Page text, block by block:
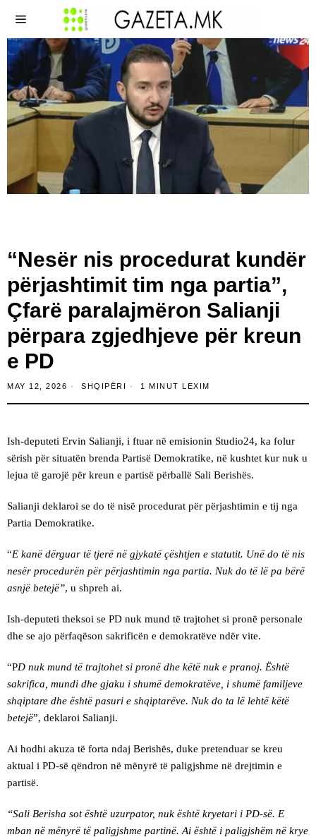
“Nesër nis procedurat kundër
përjashtimit tim nga partia”,
Çfarë paralajmëron Salianji
përpara zgjedhjeve për kreun
e PD
MAY 12, 2026 SHQIPËRI 1 MINUT LEXIM
Ish-deputeti Ervin Salianji, i ftuar në emisionin Studio24, ka folur
sërish për situatën brenda Partisë Demokratike, në kushtet kur nuk u
lejua të garojë për kreun e partisë përballë Sali Berishës.
Salianji deklaroi se do të nisë procedurat për përjashtimin e tij nga
Partia Demokratike.
“E kanë dërguar të tjerë në gjykatë çështjen e statutit. Unë do të nis
nesër procedurën për përjashtimin nga partia. Nuk do të lë pa bërë
asnjë betejë”, u shpreh ai.
Ish-deputeti theksoi se PD nuk mund të trajtohet si pronë personale
dhe se ajo përfaqëson sakrificën e demokratëve ndër vite.
“PD nuk mund të trajtohet si pronë dhe këtë nuk e pranoj. Është
sakrifica, mundi dhe gjaku i shumë demokratëve, i shumë familjeve
shqiptare dhe është pasuri e shqiptarëve. Nuk do ta lë lehtë këtë
betejë”, deklaroi Salianji.
Ai hodhi akuza të forta ndaj Berishës, duke pretenduar se kreu
aktual i PD-së qëndron në mënyrë të paligjshme në drejtimin e
partisë.
“Sali Berisha sot është uzurpator, nuk është kryetari i PD-së. E
mban në mënyrë të paligjshme partinë. Ai është i paligjshëm në krye